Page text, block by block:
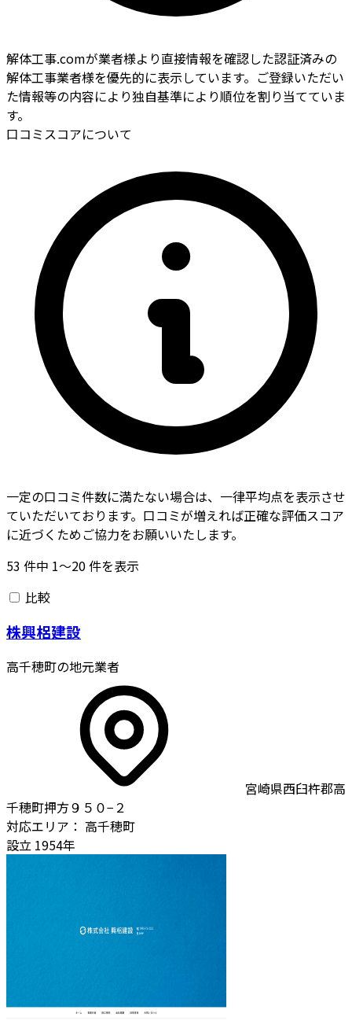
解体工事.comが業者様より直接情報を確認した認証済みの
解体工事業者様を優先的に表示しています。ご登録いただい
た情報等の内容により独自基準により順位を割り当てていま
す。
口コミスコアについて
一定の口コミ件数に満たない場合は、一律平均点を表示させ
ていただいております。口コミが増えれば正確な評価スコア
に近づくためご協力をお願いいたします。
53 件中 1〜20件を表示
比較
株興梠建設
高千穂町の地元業者
宮崎県西臼杵郡高
千穂町押方９５０−２
対応エリア： 高千穂町
設立 1954年